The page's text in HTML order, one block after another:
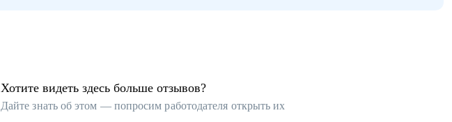
Хотите видеть здесь больше отзывов?
Дайте знать об этом — попросим работодателя открыть их